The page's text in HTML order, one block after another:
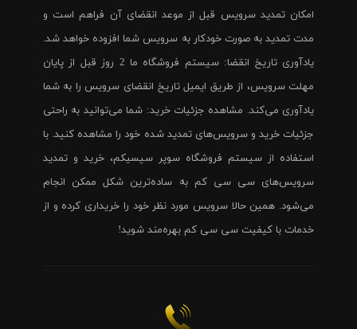
امکان تمدید سرویس قبل از موعد انقضای آن فراهم است و
مدت تمدید به صورت خودکار به سرویس شما افزوده خواهد شد.
یادآوری تاریخ انقضا: سیستم فروشگاه ما 2 روز قبل از پایان
مهلت سرویس، از طریق ایمیل تاریخ انقضای سرویس را به شما
یادآوری می‌کند. مشاهده جزئیات خرید: شما می‌توانید به راحتی
جزئیات خرید و سرویس‌های تمدید شده خود را مشاهده کنید. با
استفاده از سیستم فروشگاه سوپر سیسیکم، خرید و تمدید
سرویس‌های سی سی کم به ساده‌ترین شکل ممکن انجام
می‌شود. همین حالا سرویس مورد نظر خود را خریداری کرده و از
خدمات با کیفیت سی سی کم بهره‌مند شوید!